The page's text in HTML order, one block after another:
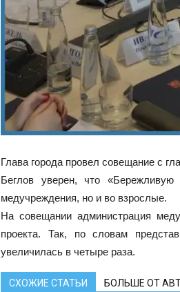
Глава города провел совещание с
Беглов уверен, что
медучреждения, но и во взрослые.
На совещании администрация
проекта. Так, по словам
увеличилась в четыре раза.
СХОЖИЕ СТАТЬИ БОЛЬШЕ ОТ